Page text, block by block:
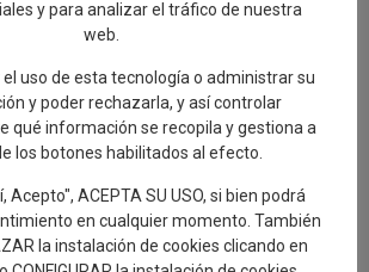
a los pescadores del río Tajo y a la
palabras de agradecimiento para la edil
Delgado, “por seguir contribuyendo a una
utilizando como lienzo, nuestra
y para analizar el tráfico de nuestra
web.
uso de esta tecnología o administrar su
y poder rechazarla, y así controlar
qué información se recopila y gestiona a
los botones habilitados al efecto.
Acepto", ACEPTA SU USO, si bien podrá
en cualquier momento. También
la instalación de cookies clicando en